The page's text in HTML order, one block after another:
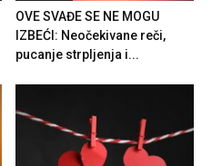
OVE SVAĐE SE NE MOGU
IZBEĆI: Neočekivane reči,
pucanje strpljenja i...